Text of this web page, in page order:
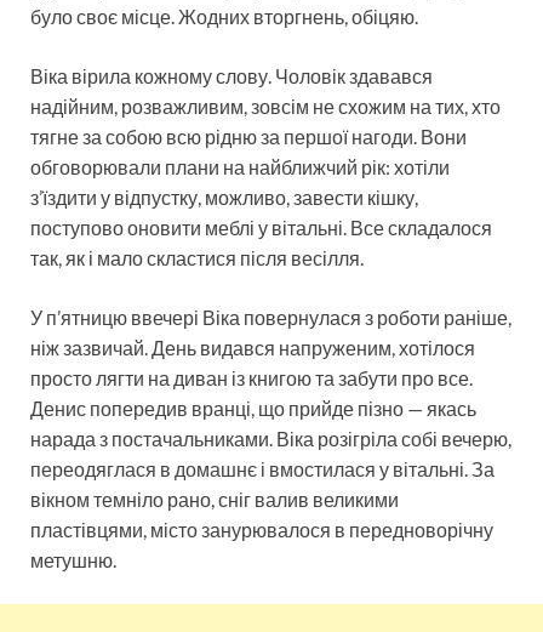
було своє місце. Жодних вторгнень, обіцяю.
Віка вірила кожному слову. Чоловік здавався
надійним, розважливим, зовсім не схожим на тих, хто
тягне за собою всю рідню за першої нагоди. Вони
обговорювали плани на найближчий рік: хотіли
з’їздити у відпустку, можливо, завести кішку,
поступово оновити меблі у вітальні. Все складалося
так, як і мало скластися після весілля.
У п’ятницю ввечері Віка повернулася з роботи раніше,
ніж зазвичай. День видався напруженим, хотілося
просто лягти на диван із книгою та забути про все.
Денис попередив вранці, що прийде пізно — якась
нарада з постачальниками. Віка розігріла собі вечерю,
переодяглася в домашнє і вмостилася у вітальні. За
вікном темніло рано, сніг валив великими
пластівцями, місто занурювалося в передноворічну
метушню.